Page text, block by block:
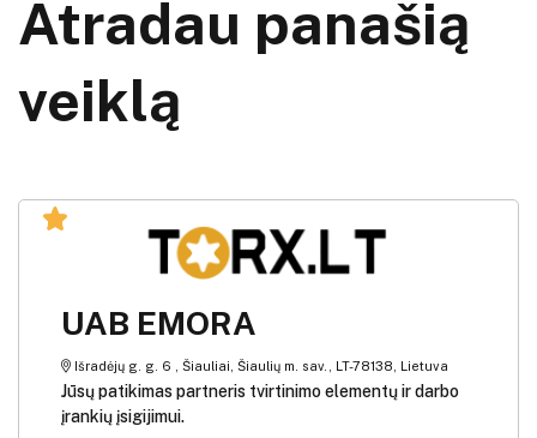
Atradau panašią
veiklą
UAB EMORA
Išradėjų g. g. 6 , Šiauliai, Šiaulių m. sav., LT-78138, Lietuva
Jūsų patikimas partneris tvirtinimo elementų ir darbo
įrankių įsigijimui.